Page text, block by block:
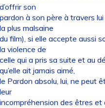
son
à son père à travers
plus malsaine
film), si elle accepte aussi
violence de
qui a pris sa suite et au
ait jamais aimé,
Pardon absolu, lui, ne peut
des êtres et